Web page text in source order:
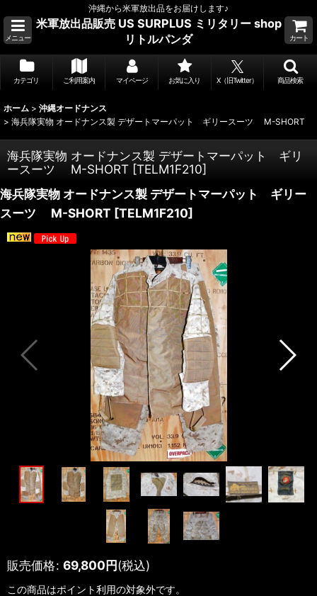
沖縄から米軍放出品をお届けします♪
メニュー
米軍放出品販売 US SURPLUS ミリタリー shop
リトルパンダ
カート
カテゴリ ご利用案内 マイページ お気に入り X（旧Twitter） 商品検索
ホーム > 沖縄オードナンス
> 海兵隊実物 オードナンス製 デザートマーパット ギリースーツ M-SHORT
海兵隊実物 オードナンス製 デザートマーパット ギリ
ースーツ M-SHORT [TELM1F210]
海兵隊実物 オードナンス製 デザートマーパット ギリー
スーツ M-SHORT [TELM1F210]
販売価格: 69,800円(税込)
この商品はポイント利用の対象外です。